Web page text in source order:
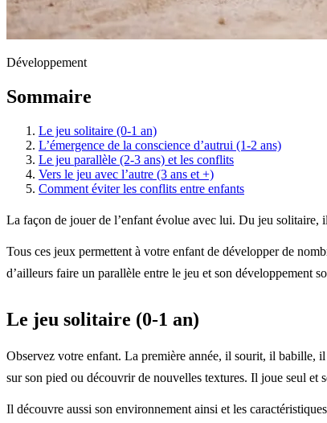
Développement
Sommaire
Le jeu solitaire (0-1 an)
L’émergence de la conscience d’autrui (1-2 ans)
Le jeu parallèle (2-3 ans) et les conflits
Vers le jeu avec l’autre (3 ans et +)
Comment éviter les conflits entre enfants
La façon de jouer de l’enfant évolue avec lui. Du jeu solitaire,
Tous ces jeux permettent à votre enfant de développer de
d’ailleurs faire un parallèle entre le jeu et son développement
Le jeu solitaire (0-1 an)
Observez votre enfant. La première année, il sourit, il babille,
sur son pied ou découvrir de nouvelles textures. Il joue seul et
Il découvre aussi son environnement ainsi et les